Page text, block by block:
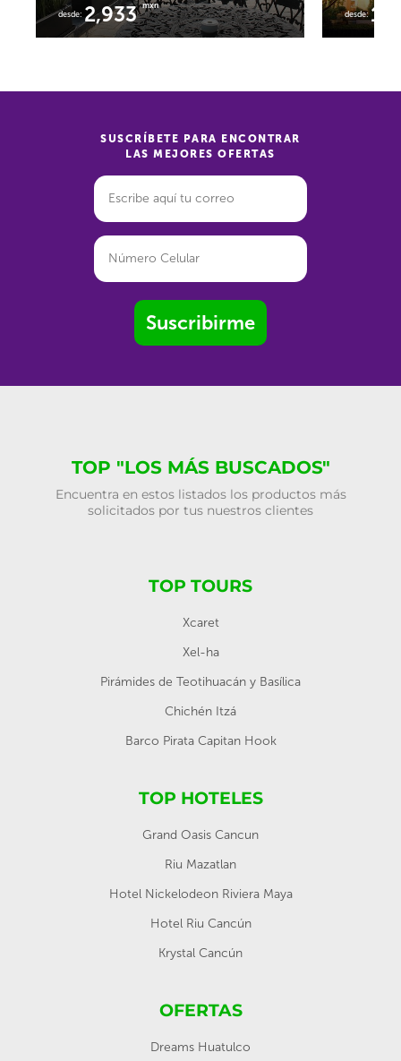
desde: 827mxn
desde:
SUSCRÍBETE PARA ENCONTRAR
LAS MEJORES OFERTAS
Suscribirme
TOP "LOS MÁS BUSCADOS"
Encuentra en estos listados los productos más
solicitados por tus nuestros clientes
TOP TOURS
Xcaret
Xel-ha
Pirámides de Teotihuacán y Basílica
Chichén Itzá
Barco Pirata Capitan Hook
TOP HOTELES
Grand Oasis Cancun
Riu Mazatlan
Hotel Nickelodeon Riviera Maya
Hotel Riu Cancún
Krystal Cancún
OFERTAS
Dreams Huatulco